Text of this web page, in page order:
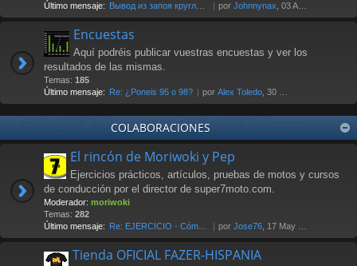
Último mensaje: Вывод из запоя круглосуточно … por Johnnynax , 03 Ago 2026 17:29
Encuestas
Aquí podréis publicar vuestras encuestas y ver los
resultados de las mismas.
Temas: 185
Último mensaje: Re: ¿Poneis 95 o 98? por Alex Toledo , 30 Oct 2021 23:23
COLABORACIONES
El rincón de Moriwoki y Pep
Ejercicios prácticos, artículos, pruebas de motos y cursos
de conducción por el director de super7moto.com.
Moderador: moriwoki
Temas: 282
Último mensaje: Re: EJERCICIO - Cómo frenar. … por Jose76 , 17 May 2018 00:17
Tienda OFICIAL FAZER-HISPANIA